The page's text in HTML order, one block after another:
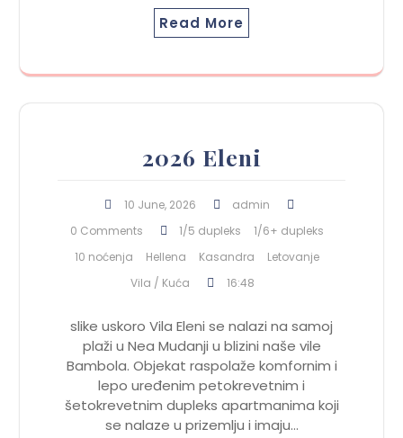
Read More
2026 Eleni
10 June, 2026
admin
0 Comments
1/5 dupleks
1/6+ dupleks
10 noćenja
Hellena Kasandra
Letovanje
Vila / Kuća
16:48
slike uskoro Vila Eleni se nalazi na samoj
plaži u Nea Mudanji u blizini naše vile
Bambola. Objekat raspolaže komfornim i
lepo uređenim petokrevetnim i
šetokrevetnim dupleks apartmanima koji
se nalaze u prizemlju i imaju…